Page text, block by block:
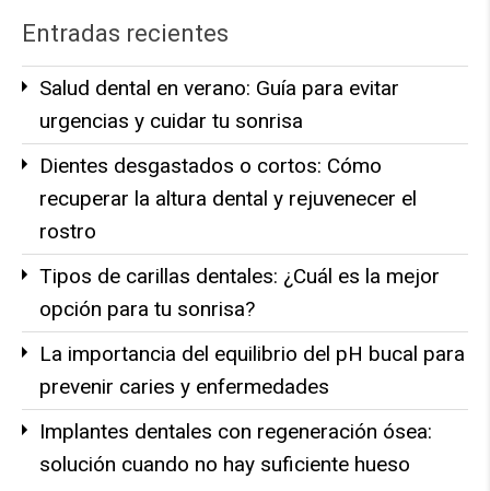
Entradas recientes
Salud dental en verano: Guía para evitar
urgencias y cuidar tu sonrisa
Dientes desgastados o cortos: Cómo
recuperar la altura dental y rejuvenecer el
rostro
Tipos de carillas dentales: ¿Cuál es la mejor
opción para tu sonrisa?
La importancia del equilibrio del pH bucal para
prevenir caries y enfermedades
Implantes dentales con regeneración ósea:
solución cuando no hay suficiente hueso